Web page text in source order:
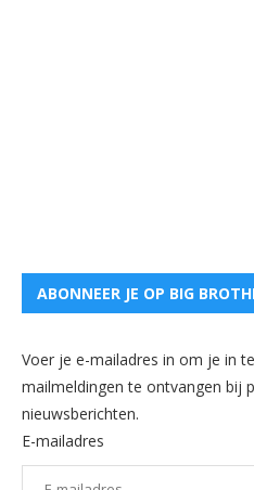
ABONNEER JE OP BIG
Voer je e-mailadres in om je in
mailmeldingen te ontvangen bij
nieuwsberichten.
E-mailadres